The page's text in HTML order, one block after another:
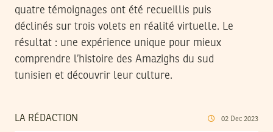
quatre témoignages ont été recueillis puis
déclinés sur trois volets en réalité virtuelle. Le
résultat : une expérience unique pour mieux
comprendre l’histoire des Amazighs du sud
tunisien et découvrir leur culture.
LA RÉDACTION 02 Dec 2023